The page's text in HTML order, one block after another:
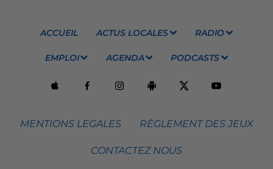
ACCUEIL ACTUS LOCALES RADIO
EMPLOI AGENDA PODCASTS
MENTIONS LEGALES RÈGLEMENT DES JEUX
CONTACTEZ NOUS